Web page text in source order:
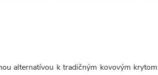
alternatívou k tradičným kovovým krytom